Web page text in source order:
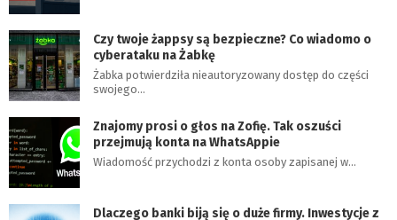
Czy twoje żappsy są bezpieczne? Co wiadomo o
cyberataku na Żabkę
Żabka potwierdziła nieautoryzowany dostęp do części
swojego…
Znajomy prosi o głos na Zofię. Tak oszuści
przejmują konta na WhatsAppie
Wiadomość przychodzi z konta osoby zapisanej w…
Dlaczego banki biją się o duże firmy. Inwestycje z